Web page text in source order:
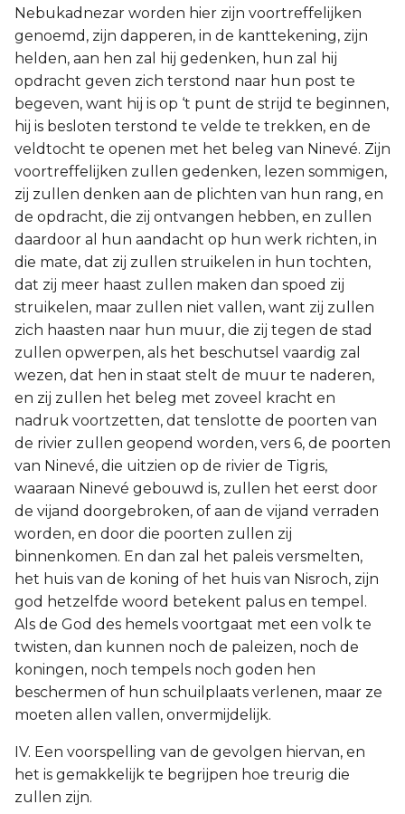
Nebukadnezar worden hier zijn voortreffelijken
genoemd, zijn dapperen, in de kanttekening, zijn
helden, aan hen zal hij gedenken, hun zal hij
opdracht geven zich terstond naar hun post te
begeven, want hij is op ‘t punt de strijd te beginnen,
hij is besloten terstond te velde te trekken, en de
veldtocht te openen met het beleg van Ninevé. Zijn
voortreffelijken zullen gedenken, lezen sommigen,
zij zullen denken aan de plichten van hun rang, en
de opdracht, die zij ontvangen hebben, en zullen
daardoor al hun aandacht op hun werk richten, in
die mate, dat zij zullen struikelen in hun tochten,
dat zij meer haast zullen maken dan spoed zij
struikelen, maar zullen niet vallen, want zij zullen
zich haasten naar hun muur, die zij tegen de stad
zullen opwerpen, als het beschutsel vaardig zal
wezen, dat hen in staat stelt de muur te naderen,
en zij zullen het beleg met zoveel kracht en
nadruk voortzetten, dat tenslotte de poorten van
de rivier zullen geopend worden, vers 6, de poorten
van Ninevé, die uitzien op de rivier de Tigris,
waaraan Ninevé gebouwd is, zullen het eerst door
de vijand doorgebroken, of aan de vijand verraden
worden, en door die poorten zullen zij
binnenkomen. En dan zal het paleis versmelten,
het huis van de koning of het huis van Nisroch, zijn
god hetzelfde woord betekent palus en tempel.
Als de God des hemels voortgaat met een volk te
twisten, dan kunnen noch de paleizen, noch de
koningen, noch tempels noch goden hen
beschermen of hun schuilplaats verlenen, maar ze
moeten allen vallen, onvermijdelijk.
IV. Een voorspelling van de gevolgen hiervan, en
het is gemakkelijk te begrijpen hoe treurig die
zullen zijn.